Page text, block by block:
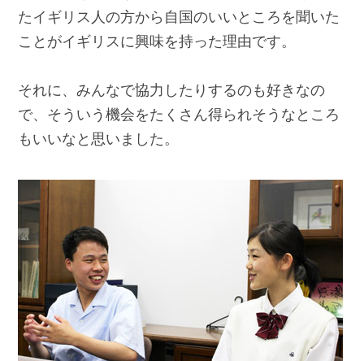
たイギリス人の方から自国のいいところを聞いた
ことがイギリスに興味を持った理由です。
それに、みんなで協力したりするのも好きなの
で、そういう機会をたくさん得られそうなところ
もいいなと思いました。